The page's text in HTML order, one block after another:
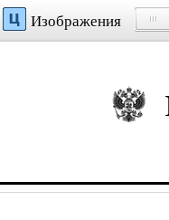
Изображения